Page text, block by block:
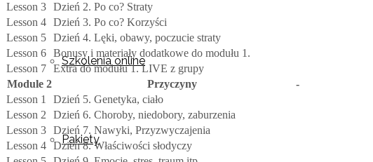
Szkolenia online
Pakiety
Lesson 3 Dzień 2. Po co? Straty
Lesson 4 Dzień 3. Po co? Korzyści
Lesson 5 Dzień 4. Lęki, obawy, poczucie straty
Lesson 6 Bonusy i materiały dodatkowe do modułu 1.
Lesson 7 Extra do modułu 1. LIVE z grupy
Module 2
Przyczyny
-
Lesson 1
Dzień 5. Genetyka, ciało
Lesson 2
Dzień 6. Choroby, niedobory, zaburzenia
Lesson 3 Dzień 7. Nawyki, Przyzwyczajenia
Lesson 4 Dzień 8. Właściwości słodyczy